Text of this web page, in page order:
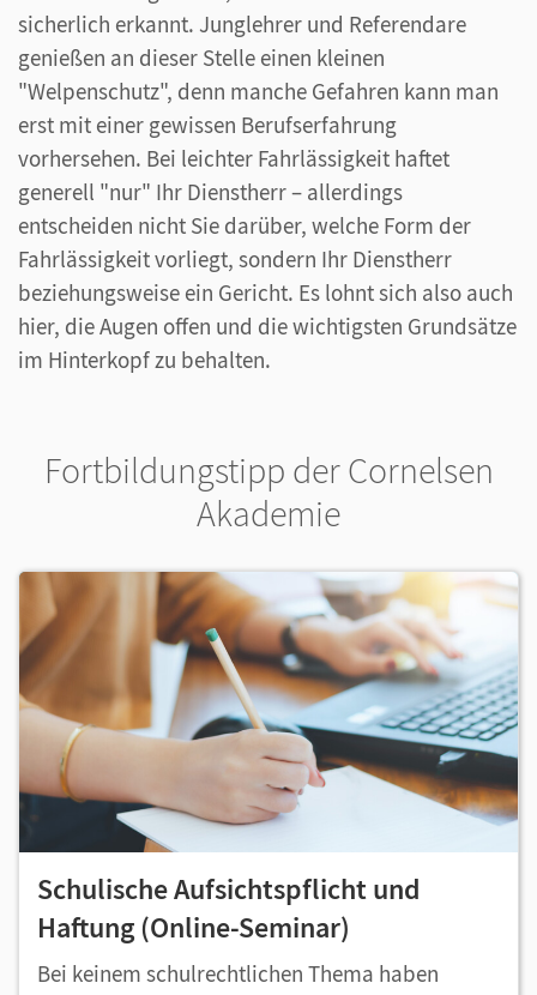
sicherlich erkannt. Junglehrer und Referendare
genießen an dieser Stelle einen kleinen
"Welpenschutz", denn manche Gefahren kann man
erst mit einer gewissen Berufserfahrung
vorhersehen. Bei leichter Fahrlässigkeit haftet
generell "nur" Ihr Dienstherr – allerdings
entscheiden nicht Sie darüber, welche Form der
Fahrlässigkeit vorliegt, sondern Ihr Dienstherr
beziehungsweise ein Gericht. Es lohnt sich also auch
hier, die Augen offen und die wichtigsten Grundsätze
im Hinterkopf zu behalten.
Fortbildungstipp der Cornelsen
Akademie
Schulische Aufsichtspflicht und
Haftung (Online-Seminar)
Bei keinem schulrechtlichen Thema haben